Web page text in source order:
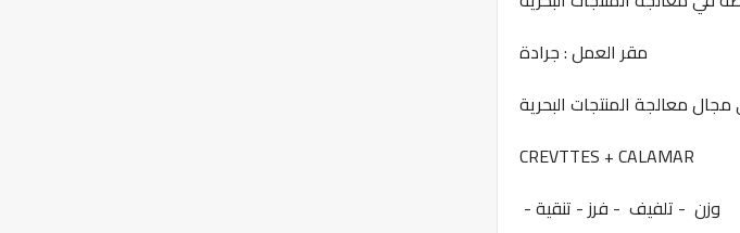
مقر العمل
معالجة المنتجات البحرية
CREVTTES + CALAMAR